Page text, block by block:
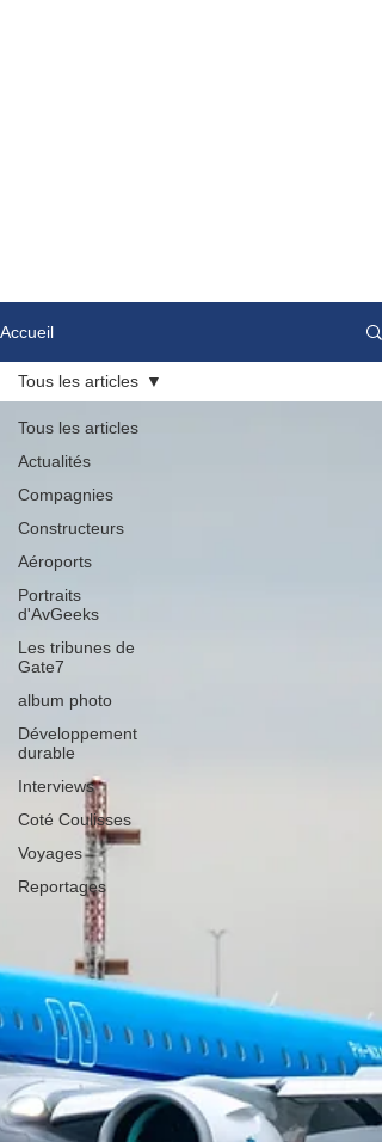
Accueil
Tous les articles
Actualités
Compagnies
Constructeurs
Aéroports
Portraits
d'AvGeeks
Les tribunes de
Gate7
album photo
Développement
durable
Interviews
Coté Coulisses
Voyages
Reportages
Tous les articles